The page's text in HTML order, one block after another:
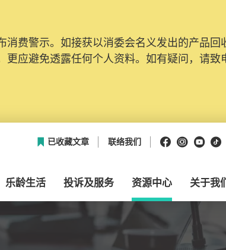
费警示。如接获以消委会名义发出的产品回
应避免透露任何个人资料。如有疑问，请致
统已经进行升级及推出新功能。由2025年11
话）注册帐户，才可提交投诉、查询及建议
已收藏文章 联络我们 Facebook
乐龄生活 投诉及服务 资源中心 关于我